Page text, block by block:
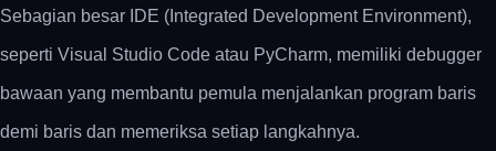
Sebagian besar IDE (Integrated Development Environment),
seperti Visual Studio Code atau PyCharm, memiliki debugger
bawaan yang membantu pemula menjalankan program baris
demi baris dan memeriksa setiap langkahnya.